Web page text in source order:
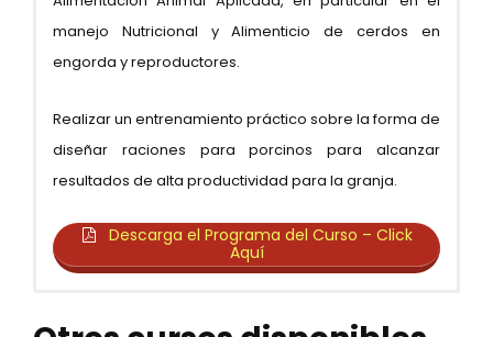
manejo Nutricional y Alimenticio de cerdos en
engorda y reproductores.
Realizar un entrenamiento práctico sobre la forma de
diseñar raciones para porcinos para alcanzar
resultados de alta productividad para la granja.
Descarga el Programa del Curso – Click
Aquí